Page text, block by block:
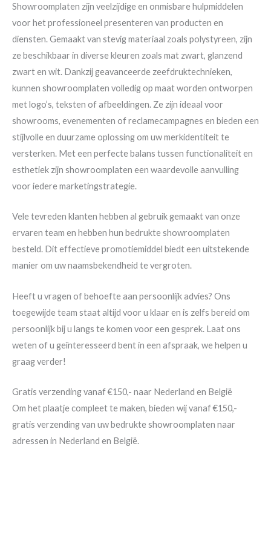
Showroomplaten zijn veelzijdige en onmisbare hulpmiddelen
voor het professioneel presenteren van producten en
diensten. Gemaakt van stevig materiaal zoals polystyreen, zijn
ze beschikbaar in diverse kleuren zoals mat zwart, glanzend
zwart en wit. Dankzij geavanceerde zeefdruktechnieken,
kunnen showroomplaten volledig op maat worden ontworpen
met logo’s, teksten of afbeeldingen. Ze zijn ideaal voor
showrooms, evenementen of reclamecampagnes en bieden een
stijlvolle en duurzame oplossing om uw merkidentiteit te
versterken. Met een perfecte balans tussen functionaliteit en
esthetiek zijn showroomplaten een waardevolle aanvulling
voor iedere marketingstrategie.
Vele tevreden klanten hebben al gebruik gemaakt van onze
ervaren team en hebben hun bedrukte showroomplaten
besteld. Dit effectieve promotiemiddel biedt een uitstekende
manier om uw naamsbekendheid te vergroten.
Heeft u vragen of behoefte aan persoonlijk advies? Ons
toegewijde team staat altijd voor u klaar en is zelfs bereid om
persoonlijk bij u langs te komen voor een gesprek. Laat ons
weten of u geïnteresseerd bent in een afspraak, we helpen u
graag verder!
Gratis verzending vanaf €150,- naar Nederland en België
Om het plaatje compleet te maken, bieden wij vanaf €150,-
gratis verzending van uw bedrukte showroomplaten naar
adressen in Nederland en België.